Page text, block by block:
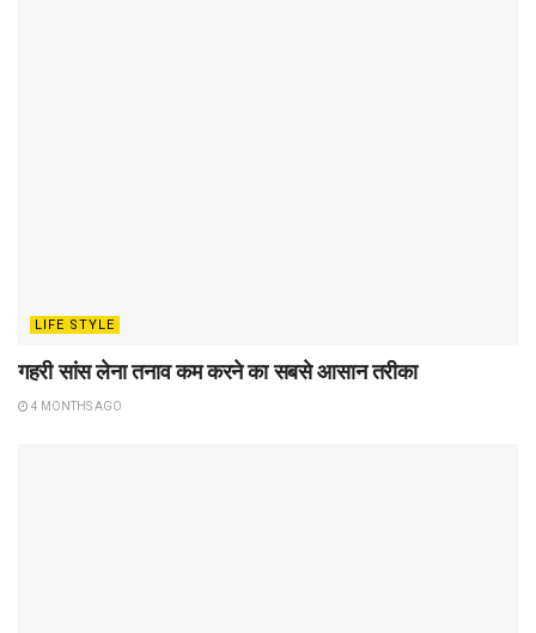
LIFE STYLE
गहरी सांस लेना तनाव कम करने का सबसे आसान तरीका
4 MONTHS AGO